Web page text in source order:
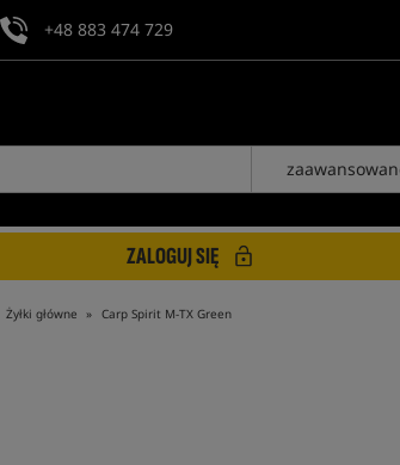
+48 883 474 729
ZALOGUJ SIĘ
Żyłki główne Carp Spirit M-TX Green